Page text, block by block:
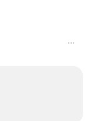
···